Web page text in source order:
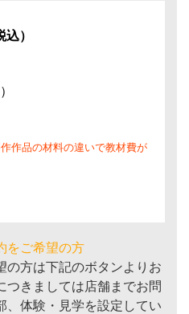
込）
作品の材料の違いで教材費が
をご希望の方
の方は下記のボタンよりお
つきましては店舗までお問
、体験・見学を設定してい